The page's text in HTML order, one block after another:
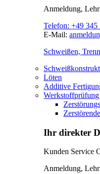
Anmeldung,
Telefon: +49 345
E-Mail:
Schweißen,
Löten
Additive
Ihr direkter
Kunden Service
Anmeldung,